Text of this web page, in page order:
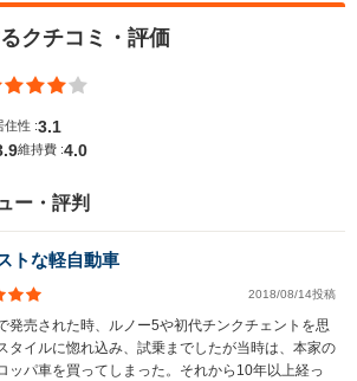
-
クチコミ・評価
住性 :3.1
維持費 :4.0
ー・評判
トな軽自動車
2018/08/14投稿
発売された時、ルノー5や初代チンクチェントを思
タイルに惚れ込み、試乗までしたが当時は、本家の
ッパ車を買ってしまった。それから10年以上経っ